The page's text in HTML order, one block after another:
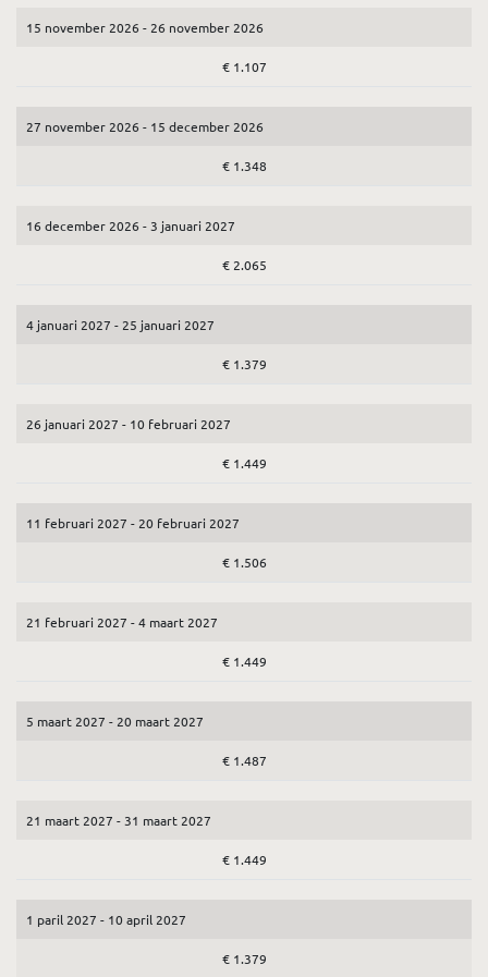
15 november 2026 - 26 november 2026
€ 1.107
27 november 2026 - 15 december 2026
€ 1.348
16 december 2026 - 3 januari 2027
€ 2.065
4 januari 2027 - 25 januari 2027
€ 1.379
26 januari 2027 - 10 februari 2027
€ 1.449
11 februari 2027 - 20 februari 2027
€ 1.506
21 februari 2027 - 4 maart 2027
€ 1.449
5 maart 2027 - 20 maart 2027
€ 1.487
21 maart 2027 - 31 maart 2027
€ 1.449
1 paril 2027 - 10 april 2027
€ 1.379